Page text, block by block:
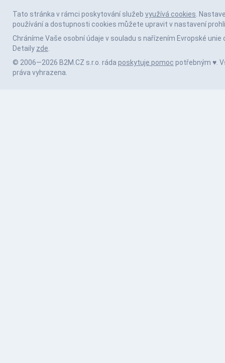
Tato stránka v rámci poskytování služeb využívá cookies.
používání a dostupnosti cookies můžete upravit v nastavení
Chráníme Vaše osobní údaje v souladu s nařízením Evropské unie
Detaily zde.
© 2006—2026 B2M.CZ s.r.o. ráda poskytuje pomoc potřebným ♥️.
práva vyhrazena.